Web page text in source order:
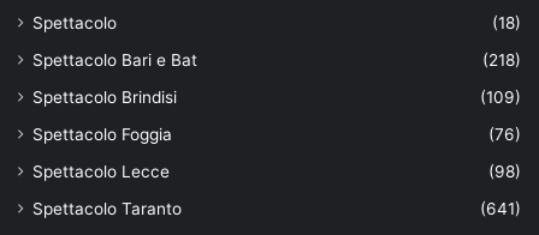
Spettacolo
(18)
Spettacolo Bari e Bat
(218)
Spettacolo Brindisi
(109)
Spettacolo Foggia
(76)
Spettacolo Lecce
(98)
Spettacolo Taranto
(641)